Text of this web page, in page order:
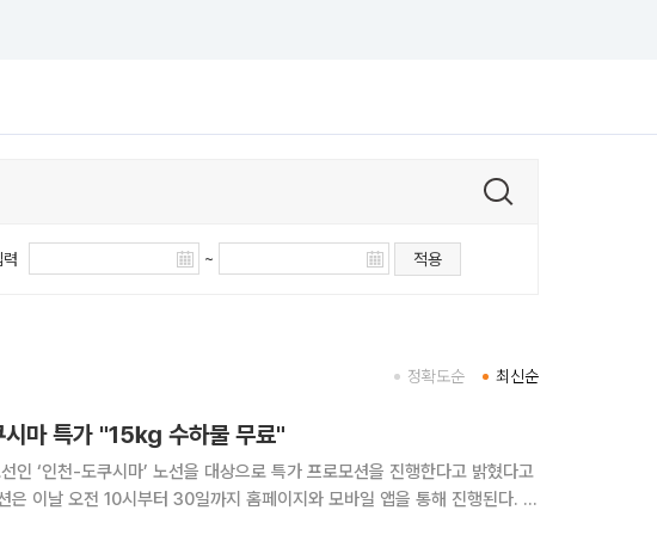
력 ~ 적용
최신순
정확도순
시마 특가 "15㎏ 수하물 무료"
인 ‘인천-도쿠시마’ 노선을 대상으로 특가 프로모션을 진행한다고 밝혔다고